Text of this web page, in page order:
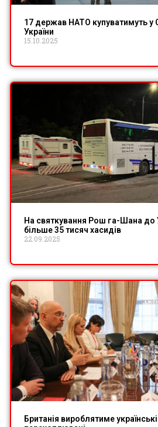
17 держав НАТО купуватимуть
України
15.10.2025
На святкування Рош га-Шана до
більше 35 тисяч хасидів
22.09.2025
Британія вироблятиме